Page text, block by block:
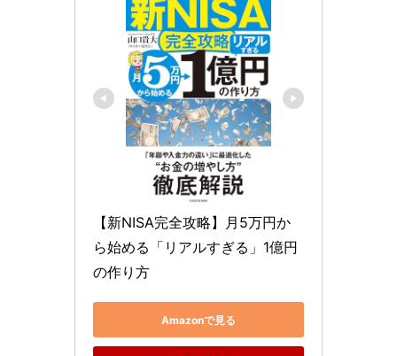
【新NISA完全攻略】月5万円か
ら始める「リアルすぎる」1億円
の作り方
Amazonで見る